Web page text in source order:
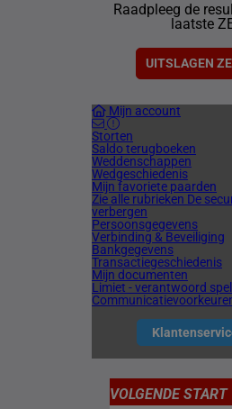
Raadpleeg de
laatste
UITSLAGEN
Mijn account
Storten
Saldo terugboeken
Weddenschappen
Wedgeschiedenis
Mijn favoriete paarden
Zie alle rubrieken De
verbergen
Persoonsgegevens
Verbinding & Beveiliging
Bankgegevens
Transactiegeschiedenis
Mijn documenten
Limiet - verantwoord
VOLGENDE START